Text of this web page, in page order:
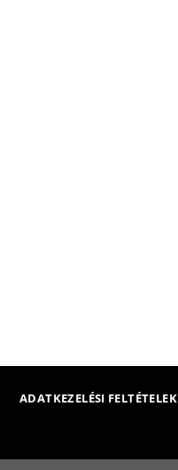
ADATKEZELÉSI FELTÉTELEK